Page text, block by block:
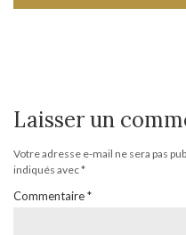
Laisser un
Votre adresse e-mail ne sera pas
indiqués avec*
Commentaire*